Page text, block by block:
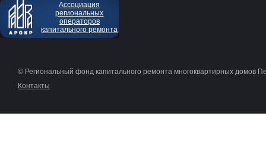
Ассоциация
региональных
операторов
капитального ремонта
© Региональный фонд капитального ремонта многоквартирных домов
Контакты